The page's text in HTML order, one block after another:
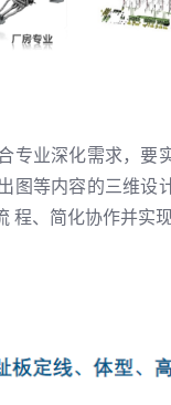
专业深化需求，要
图等内容的三维设
、简化协作并实